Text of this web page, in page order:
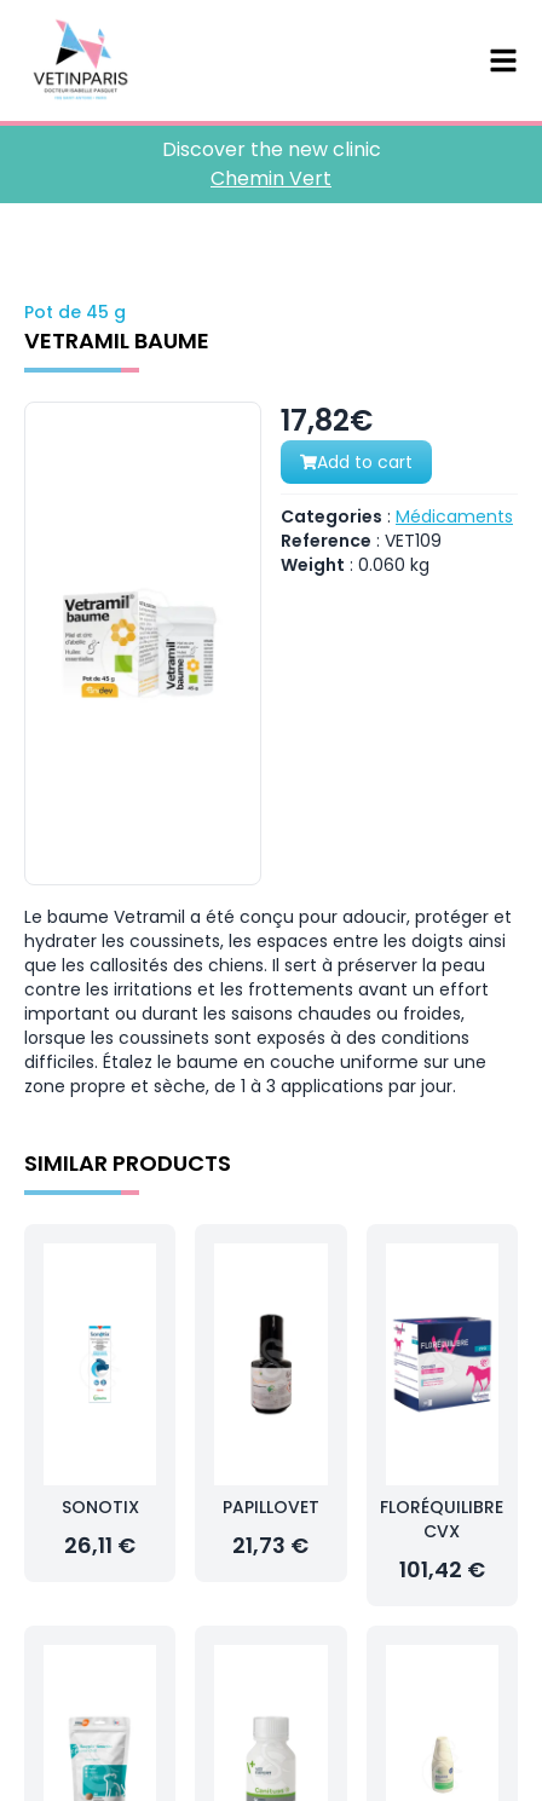
Discover the new clinic
Chemin Vert
Pot de 45 g
VETRAMIL BAUME
17,82€
Add to cart
Categories : Médicaments
Reference : VET109
Weight : 0.060 kg
Le baume Vetramil a été conçu pour adoucir, protéger et
hydrater les coussinets, les espaces entre les doigts ainsi
que les callosités des chiens. Il sert à préserver la peau
contre les irritations et les frottements avant un effort
important ou durant les saisons chaudes ou froides,
lorsque les coussinets sont exposés à des conditions
difficiles. Étalez le baume en couche uniforme sur une
zone propre et sèche, de 1 à 3 applications par jour.
SIMILAR PRODUCTS
SONOTIX
26,11 €
PAPILLOVET
21,73 €
FLORÉQUILIBRE
CVX
101,42 €